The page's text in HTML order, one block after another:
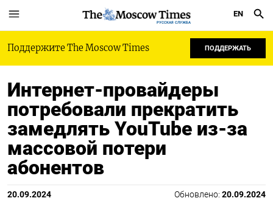
РУССКАЯ СЛУЖБА
EN
Поддержите The Moscow Times ПОДДЕРЖАТЬ
Интернет-провайдеры
потребовали прекратить
замедлять YouTube из-за
массовой потери
абонентов
20.09.2024 Обновлено: 20.09.2024